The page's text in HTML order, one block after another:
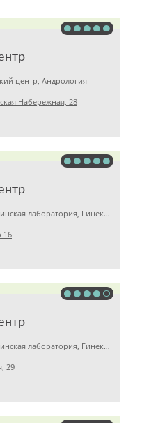
центр, Андрология
Набережная, 28
Детская клиника, Медицинская лаборатория, Гинекология
16
Детская клиника, Медицинская лаборатория, Гинекология
29